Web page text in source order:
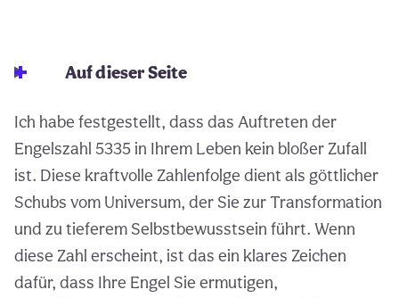
Auf dieser Seite
Ich habe festgestellt, dass das Auftreten der
Engelszahl 5335 in Ihrem Leben kein bloßer Zufall
ist. Diese kraftvolle Zahlenfolge dient als göttlicher
Schubs vom Universum, der Sie zur Transformation
und zu tieferem Selbstbewusstsein führt. Wenn
diese Zahl erscheint, ist das ein klares Zeichen
dafür, dass Ihre Engel Sie ermutigen,